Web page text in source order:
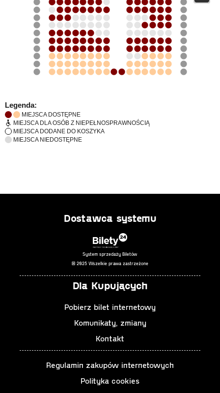
Legenda:
MIEJSCA DOSTĘPNE
MIEJSCA DLA OSÓB Z NIEPEŁNOSPRAWNOŚCIĄ
MIEJSCA DODANE DO KOSZYKA
MIEJSCA NIEDOSTĘPNE
Dostawca systemu
System sprzedaży Biletów
© 2025 Wszelkie prawa zastrzeżone
Dla Kupujących
Pobierz bilet internetowy
Komunikaty, zmiany
Kontakt
Regulamin zakupów internetowych
Polityka cookies